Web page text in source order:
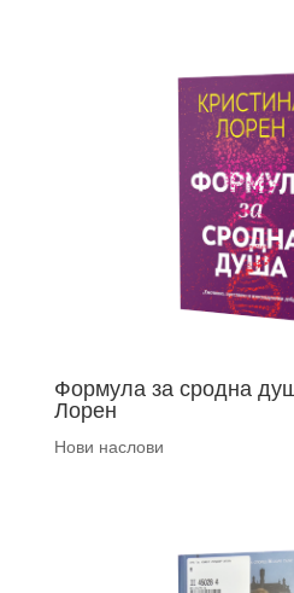
Формула за сродна
Лорен
Нови наслови